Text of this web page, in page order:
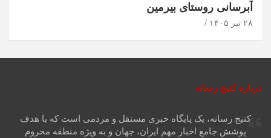
آبرسانی روستای بیرمین
۲۸ تیر ۱۴۰۵
درباره کتیج رسانه
کتیج رسانه، یک پایگاه خبری مستقل و مردمی است که با هدف
پوشش جامع اخبار مهم ایران، جهان و به ویژه منطقه محروم